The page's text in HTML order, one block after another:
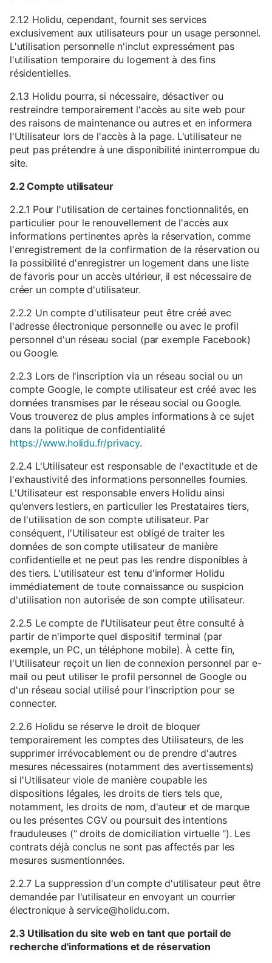
2.1.2 Holidu, cependant, fournit ses services
exclusivement aux utilisateurs pour un usage personnel.
L'utilisation personnelle n'inclut expressément pas
l'utilisation temporaire du logement à des fins
résidentielles.
2.1.3 Holidu pourra, si nécessaire, désactiver ou
restreindre temporairement l'accès au site web pour
des raisons de maintenance ou autres et en informera
l'Utilisateur lors de l'accès à la page. L'utilisateur ne
peut pas prétendre à une disponibilité ininterrompue du
site.
2.2 Compte utilisateur
2.2.1 Pour l'utilisation de certaines fonctionnalités, en
particulier pour le renouvellement de l'accès aux
informations pertinentes après la réservation, comme
l'enregistrement de la confirmation de la réservation ou
la possibilité d'enregistrer un logement dans une liste
de favoris pour un accès ultérieur, il est nécessaire de
créer un compte d'utilisateur.
2.2.2 Un compte d'utilisateur peut être créé avec
l'adresse électronique personnelle ou avec le profil
personnel d'un réseau social (par exemple Facebook)
ou Google.
2.2.3 Lors de l'inscription via un réseau social ou un
compte Google, le compte utilisateur est créé avec les
données transmises par le réseau social ou Google.
Vous trouverez de plus amples informations à ce sujet
dans la politique de confidentialité
https://www.holidu.fr/privacy.
2.2.4 L'Utilisateur est responsable de l'exactitude et de
l'exhaustivité des informations personnelles fournies.
L'Utilisateur est responsable envers Holidu ainsi
qu'envers lestiers, en particulier les Prestataires tiers,
de l'utilisation de son compte utilisateur. Par
conséquent, l'Utilisateur est obligé de traiter les
données de son compte utilisateur de manière
confidentielle et ne peut pas les rendre disponibles à
des tiers. L'utilisateur est tenu d'informer Holidu
immédiatement de toute connaissance ou suspicion
d'utilisation non autorisée de son compte utilisateur.
2.2.5 Le compte de l'Utilisateur peut être consulté à
partir de n'importe quel dispositif terminal (par
exemple, un PC, un téléphone mobile). À cette fin,
l'Utilisateur reçoit un lien de connexion personnel par e-
mail ou peut utiliser le profil personnel de Google ou
d'un réseau social utilisé pour l'inscription pour se
connecter.
2.2.6 Holidu se réserve le droit de bloquer
temporairement les comptes des Utilisateurs, de les
supprimer irrévocablement ou de prendre d'autres
mesures nécessaires (notamment des avertissements)
si l'Utilisateur viole de manière coupable les
dispositions légales, les droits de tiers tels que,
notamment, les droits de nom, d'auteur et de marque
ou les présentes CGV ou poursuit des intentions
frauduleuses (" droits de domiciliation virtuelle "). Les
contrats déjà conclus ne sont pas affectés par les
mesures susmentionnées.
2.2.7 La suppression d'un compte d'utilisateur peut être
demandée par l'utilisateur en envoyant un courrier
électronique à service@holidu.com.
2.3 Utilisation du site web en tant que portail de
recherche d'informations et de réservation